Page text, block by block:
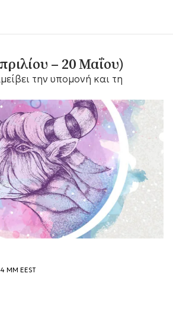
– 20 Μαΐου)
την υπομονή και τη
ΜΜ EEST